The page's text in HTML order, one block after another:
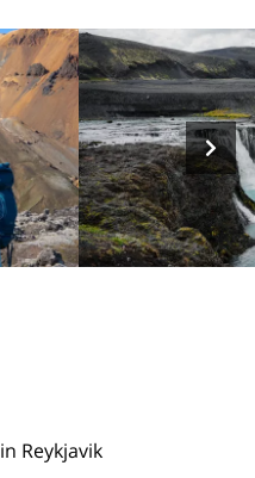
Reykjavik